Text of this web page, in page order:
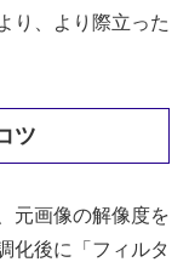
り、より際立った
ツ
元画像の解像度を
化後に「フィルタ